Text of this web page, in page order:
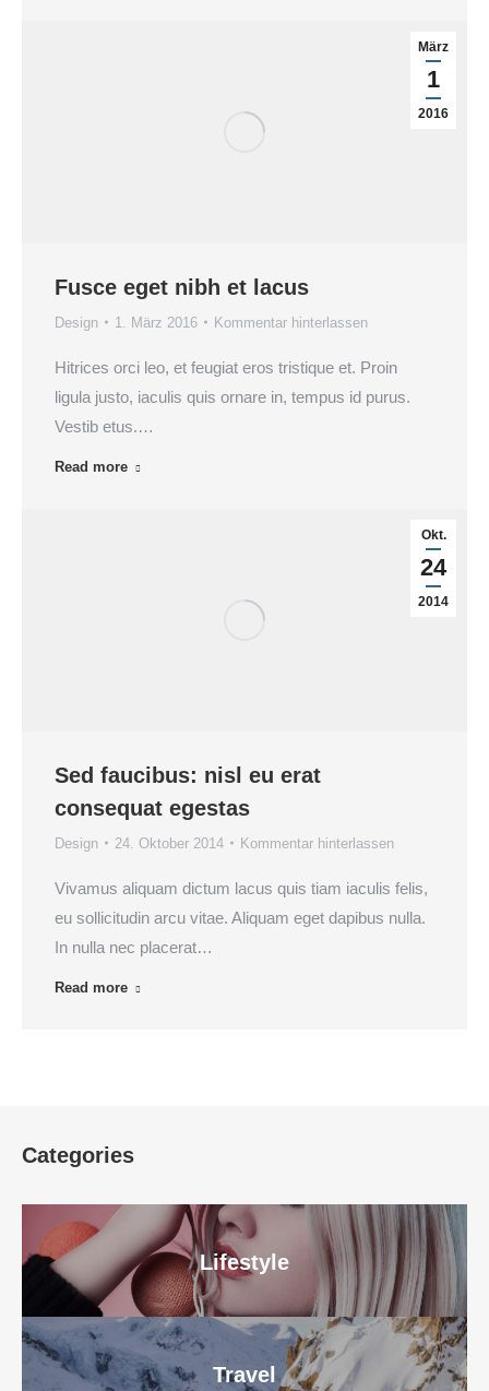
März
1
2016
Fusce eget nibh et lacus
Design 1. März 2016 Kommentar hinterlassen
Hitrices orci leo, et feugiat eros tristique et. Proin
ligula justo, iaculis quis ornare in, tempus id purus.
Vestib etus.…
Read more
Okt.
24
2014
Sed faucibus: nisl eu erat
consequat egestas
Design 24. Oktober 2014 Kommentar hinterlassen
Vivamus aliquam dictum lacus quis tiam iaculis felis,
eu sollicitudin arcu vitae. Aliquam eget dapibus nulla.
In nulla nec placerat…
Read more
Categories
Lifestyle
Travel